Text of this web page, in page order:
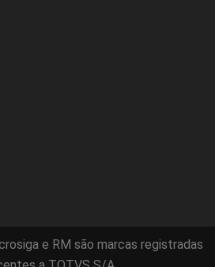
e RM são marcas registradas